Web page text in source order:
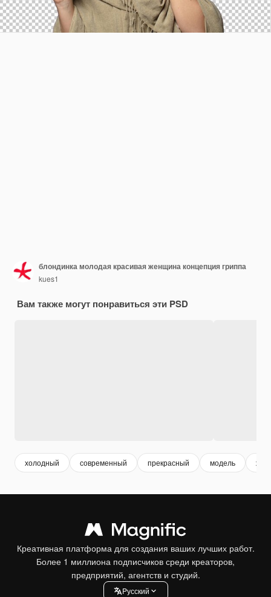
блондинка молодая красивая женщина концепция гриппа
kues1
Вам также могут понравиться эти PSD
холодный современный прекрасный модель
Креативная платформа для создания ваших лучших работ.
Более 1 миллиона подписчиков среди креаторов,
предприятий, агентств и студий.
Pусский